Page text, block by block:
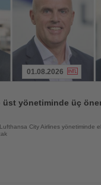
01.08.2026
yönetiminde üç
City Airlines yönetiminde